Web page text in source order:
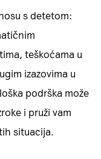
s detetom:
teškoćama u
izazovima u
podrška može
i pruži vam
situacija.